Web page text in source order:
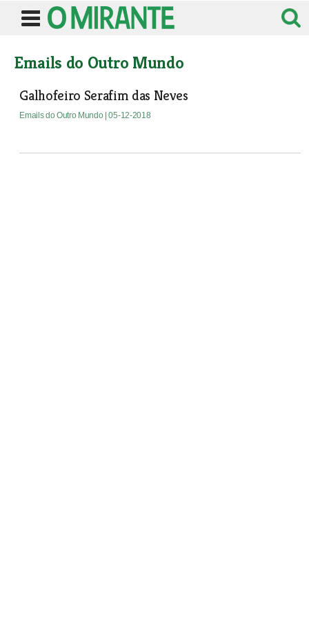
Emails do Outro Mundo
Galhofeiro Serafim das Neves
Emails do Outro Mundo | 05-12-2018